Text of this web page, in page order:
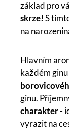
základ pro
skrze!S
na
Hlavním
každém
ginu.
charakter-
vyrazit na